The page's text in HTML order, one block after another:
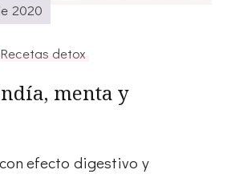
2020
Recetas detox
menta y
efecto digestivo y